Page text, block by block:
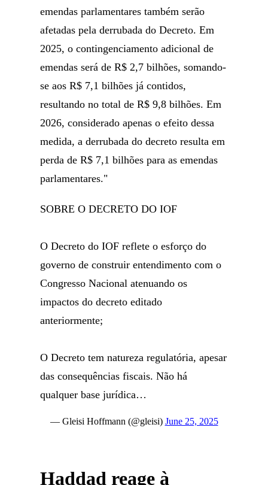
emendas parlamentares também serão
afetadas pela derrubada do Decreto. Em
2025, o contingenciamento adicional de
emendas será de R$ 2,7 bilhões, somando-
se aos R$ 7,1 bilhões já contidos,
resultando no total de R$ 9,8 bilhões. Em
2026, considerado apenas o efeito dessa
medida, a derrubada do decreto resulta em
perda de R$ 7,1 bilhões para as emendas
parlamentares."
SOBRE O DECRETO DO IOF
O Decreto do IOF reflete o esforço do
governo de construir entendimento com o
Congresso Nacional atenuando os
impactos do decreto editado
anteriormente;
O Decreto tem natureza regulatória, apesar
das consequências fiscais. Não há
qualquer base jurídica…
— Gleisi Hoffmann (@gleisi) June 25, 2025
Haddad reage à